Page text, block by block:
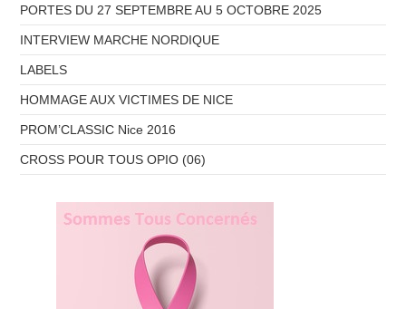
PORTES DU 27 SEPTEMBRE AU 5 OCTOBRE 2025
INTERVIEW MARCHE NORDIQUE
LABELS
HOMMAGE AUX VICTIMES DE NICE
PROM’CLASSIC Nice 2016
CROSS POUR TOUS OPIO (06)